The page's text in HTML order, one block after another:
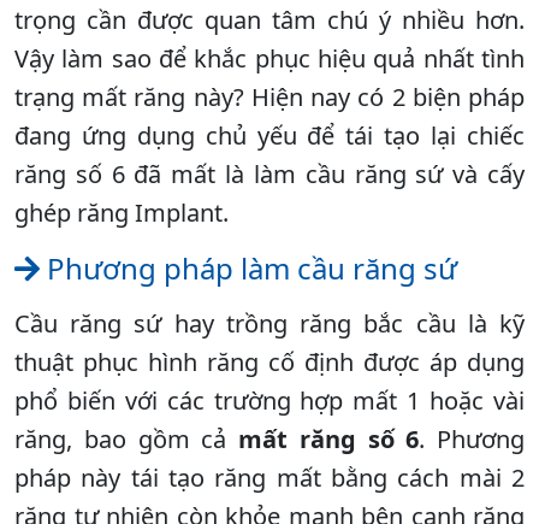
trọng cần được quan tâm chú ý nhiều hơn.
Vậy làm sao để khắc phục hiệu quả nhất tình
trạng mất răng này? Hiện nay có 2 biện pháp
đang ứng dụng chủ yếu để tái tạo lại chiếc
răng số 6 đã mất là làm cầu răng sứ và cấy
ghép răng Implant.
Phương pháp làm cầu răng sứ
Cầu răng sứ hay trồng răng bắc cầu là kỹ
thuật phục hình răng cố định được áp dụng
phổ biến với các trường hợp mất 1 hoặc vài
răng, bao gồm cả mất răng số 6. Phương
pháp này tái tạo răng mất bằng cách mài 2
răng tự nhiên còn khỏe mạnh bên cạnh răng